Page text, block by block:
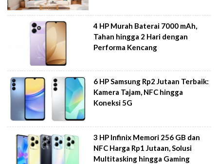
4 HP Murah Baterai 7000 mAh,
Tahan hingga 2 Hari dengan
Performa Kencang
6 HP Samsung Rp2 Jutaan Terbaik:
Kamera Tajam, NFC hingga
Koneksi 5G
3 HP Infinix Memori 256 GB dan
NFC Harga Rp1 Jutaan, Solusi
Multitasking hingga Gaming